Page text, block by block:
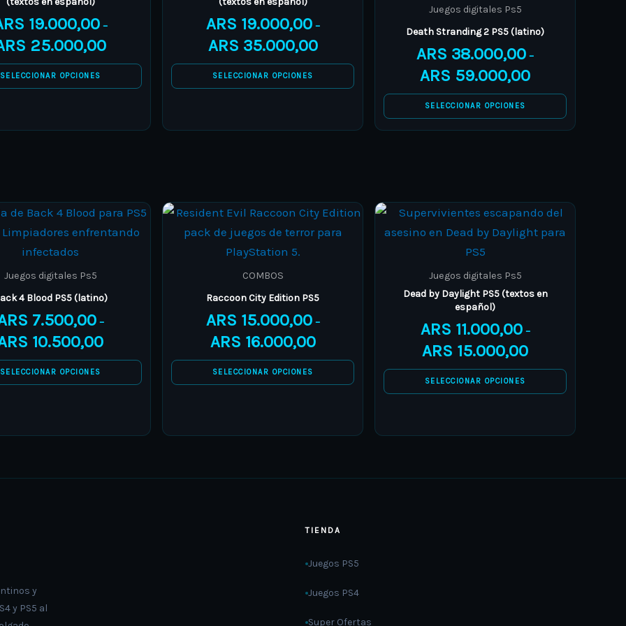
19.000,00 –
25.000,00
SELECCIONAR OPCIONES
variants.
The
options
may
be
ARS 19.000,00 –
ARS 35.000,00
SELECCIONAR OPCIONES
variants.
The
options
may
be
Juegos digitales Ps5
Death Stranding 2 PS5 (latino)
ARS 38.000,00 –
ARS 59.000,00
SELECCIONAR OPCIONES
variants.
may
be
chosen
on
Juegos digitales Ps5
4 Blood PS5 (latino)
7.500,00 –
10.500,00
Price
ARS 7.500,00
SELECCIONAR OPCIONES
This
product
has
multiple
options
may
be
chosen
COMBOS
Raccoon City Edition PS5
ARS 15.000,00 –
ARS 16.000,00
Price
range:
ARS 15.000,00
SELECCIONAR OPCIONES
This
product
has
multiple
options
may
be
chosen
Juegos digitales Ps5
Dead by Daylight PS5 (textos en
español)
ARS 11.000,00 –
ARS 15.000,00
Price
ARS 11.000,00
SELECCIONAR OPCIONES
This
product
has
multiple
variants.
The
options
may
be
chosen
y
y PS5 al
TIENDA
Juegos PS5
Juegos PS4
Super Ofertas